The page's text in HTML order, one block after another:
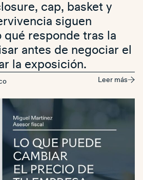
cap, basket y
siguen
qué responde tras la
antes de negociar el
la exposición.
Leer más